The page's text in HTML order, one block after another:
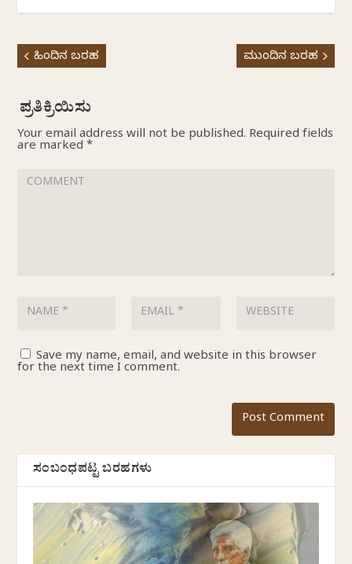
ಹಿಂದಿನ ಬರಹ ಮುಂದಿನ ಬರಹ
Your email address will not be published. Required fields
are marked *
Save my name, email, and website in this browser
for the next time I comment.
ಸಂಬಂಧಪಟ್ಟ ಬರಹಗಳು